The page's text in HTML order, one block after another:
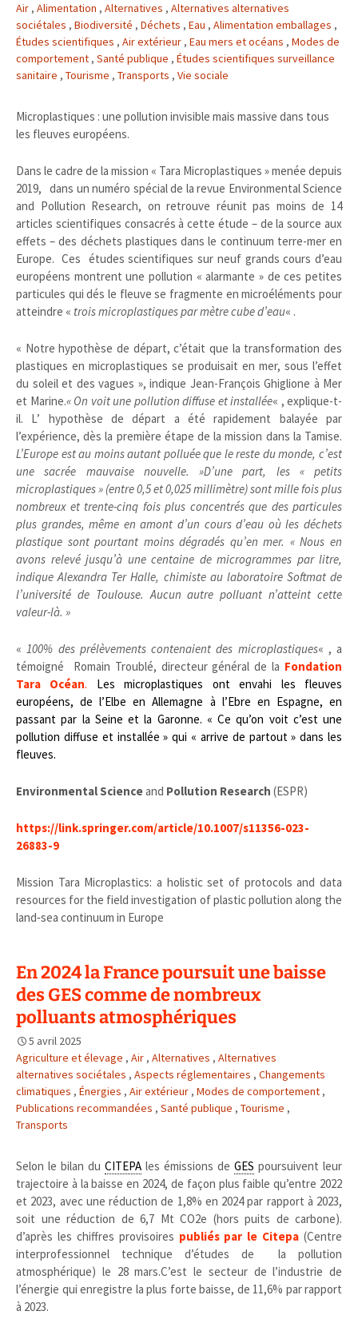
Air , Alimentation , Alternatives , Alternatives alternatives
sociétales , Biodiversité , Déchets , Eau , Alimentation emballages ,
Études scientifiques , Air extérieur , Eau mers et océans , Modes de
comportement , Santé publique , Études scientifiques surveillance
sanitaire , Tourisme , Transports , Vie sociale
Microplastiques : une pollution invisible mais massive dans tous
les fleuves européens.
Dans le cadre de la mission « Tara Microplastiques » menée depuis
2019, dans un numéro spécial de la revue Environmental Science
and Pollution Research, on retrouve réunit pas moins de 14
articles scientifiques consacrés à cette étude – de la source aux
effets – des déchets plastiques dans le continuum terre-mer en
Europe. Ces études scientifiques sur neuf grands cours d’eau
européens montrent une pollution « alarmante » de ces petites
particules qui dés le fleuve se fragmente en microéléments pour
atteindre « trois microplastiques par mètre cube d’eau« .
« Notre hypothèse de départ, c’était que la transformation des
plastiques en microplastiques se produisait en mer, sous l’effet
du soleil et des vagues », indique Jean-François Ghiglione à Mer
et Marine.« On voit une pollution diffuse et installée« , explique-t-
il. L’ hypothèse de départ a été rapidement balayée par
l’expérience, dès la première étape de la mission dans la Tamise.
L’Europe est au moins autant polluée que le reste du monde, c’est
une sacrée mauvaise nouvelle. »D’une part, les « petits
microplastiques » (entre 0,5 et 0,025 millimètre) sont mille fois plus
nombreux et trente-cinq fois plus concentrés que des particules
plus grandes, même en amont d’un cours d’eau où les déchets
plastique sont pourtant moins dégradés qu’en mer. « Nous en
avons relevé jusqu’à une centaine de microgrammes par litre,
indique Alexandra Ter Halle, chimiste au laboratoire Softmat de
l’université de Toulouse. Aucun autre polluant n’atteint cette
valeur-là. »
«100% des prélèvements contenaient des microplastiques« , a
témoigné Romain Troublé, directeur général de la Fondation
Tara Océan. Les microplastiques ont envahi les fleuves
européens, de l’Elbe en Allemagne à l’Ebre en Espagne, en
passant par la Seine et la Garonne. « Ce qu’on voit c’est une
pollution diffuse et installée » qui « arrive de partout » dans les
fleuves.
Environmental Scienceand Pollution Research (ESPR)
https://link.springer.com/article/10.1007/s11356-023-
26883-9
Mission Tara Microplastics: a holistic set of protocols and data
resources for the field investigation of plastic pollution along the
land‑sea continuum in Europe
En 2024 la France poursuit une baisse
des GES comme de nombreux
polluants atmosphériques
5 avril 2025
Agriculture et élevage , Air , Alternatives , Alternatives
alternatives sociétales , Aspects réglementaires , Changements
climatiques , Énergies , Air extérieur , Modes de comportement ,
Publications recommandées , Santé publique , Tourisme ,
Transports
Selon le bilan du CITEPA les émissions de GES poursuivent leur
trajectoire à la baisse en 2024, de façon plus faible qu’entre 2022
et 2023, avec une réduction de 1,8% en 2024 par rapport à 2023,
soit une réduction de 6,7 Mt CO2e (hors puits de carbone).
d’après les chiffres provisoires publiés par le Citepa (Centre
interprofessionnel technique d’études de la pollution
atmosphérique) le 28 mars.C’est le secteur de l’industrie de
l’énergie qui enregistre la plus forte baisse, de 11,6% par rapport
à 2023.